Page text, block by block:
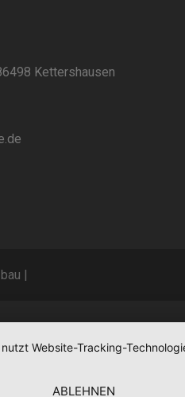
Kettershausen
|
nutzt Website-Tracking-
ABLEHNEN